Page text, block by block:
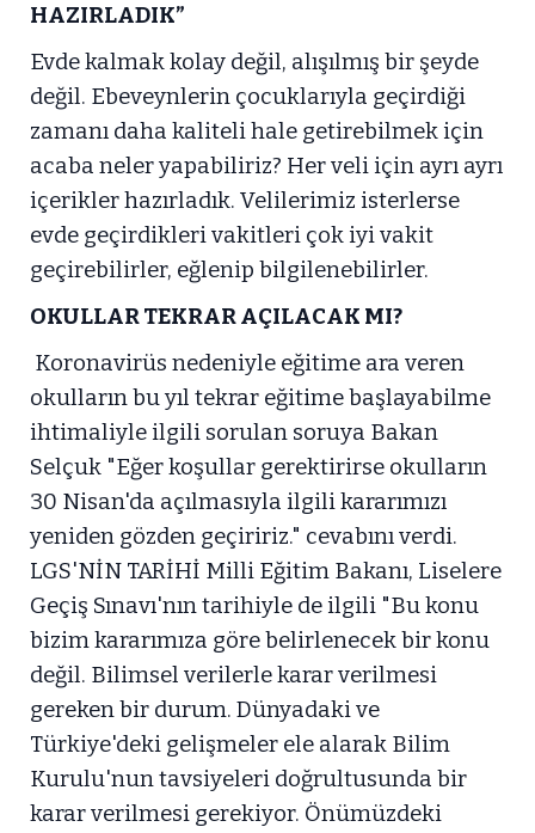
HAZIRLADIK”
Evde kalmak kolay değil, alışılmış bir şeyde
değil. Ebeveynlerin çocuklarıyla geçirdiği
zamanı daha kaliteli hale getirebilmek için
acaba neler yapabiliriz? Her veli için ayrı ayrı
içerikler hazırladık. Velilerimiz isterlerse
evde geçirdikleri vakitleri çok iyi vakit
geçirebilirler, eğlenip bilgilenebilirler.
OKULLAR TEKRAR AÇILACAK MI?
Koronavirüs nedeniyle eğitime ara veren
okulların bu yıl tekrar eğitime başlayabilme
ihtimaliyle ilgili sorulan soruya Bakan
Selçuk "Eğer koşullar gerektirirse okulların
30 Nisan'da açılmasıyla ilgili kararımızı
yeniden gözden geçiririz." cevabını verdi.
LGS'NİN TARİHİ Milli Eğitim Bakanı, Liselere
Geçiş Sınavı'nın tarihiyle de ilgili "Bu konu
bizim kararımıza göre belirlenecek bir konu
değil. Bilimsel verilerle karar verilmesi
gereken bir durum. Dünyadaki ve
Türkiye'deki gelişmeler ele alarak Bilim
Kurulu'nun tavsiyeleri doğrultusunda bir
karar verilmesi gerekiyor. Önümüzdeki